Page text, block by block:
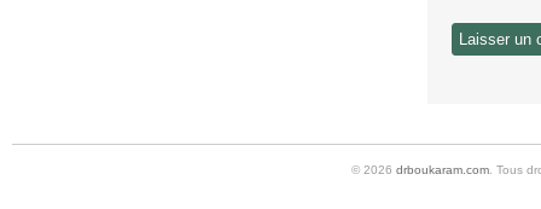
© 2026 drboukaram.com . Tous